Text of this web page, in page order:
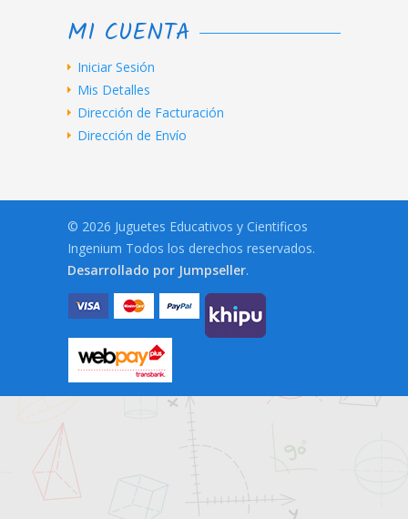
MI CUENTA
Iniciar Sesión
Mis Detalles
Dirección de Facturación
Dirección de Envío
© 2026 Juguetes Educativos y Cientificos
Ingenium Todos los derechos reservados.
Desarrollado por Jumpseller.